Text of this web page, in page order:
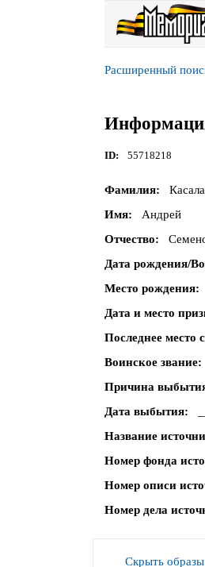
Расширенный
ID 55718218
Фамилия
Имя
Андрей
Отчество
Дата рождения/
Место рождения
Дата и место
Последнее место
Воинское звание
Причина
Дата выбытия
Название
Номер фонда
Номер описи
Номер дела
Скрыть образы